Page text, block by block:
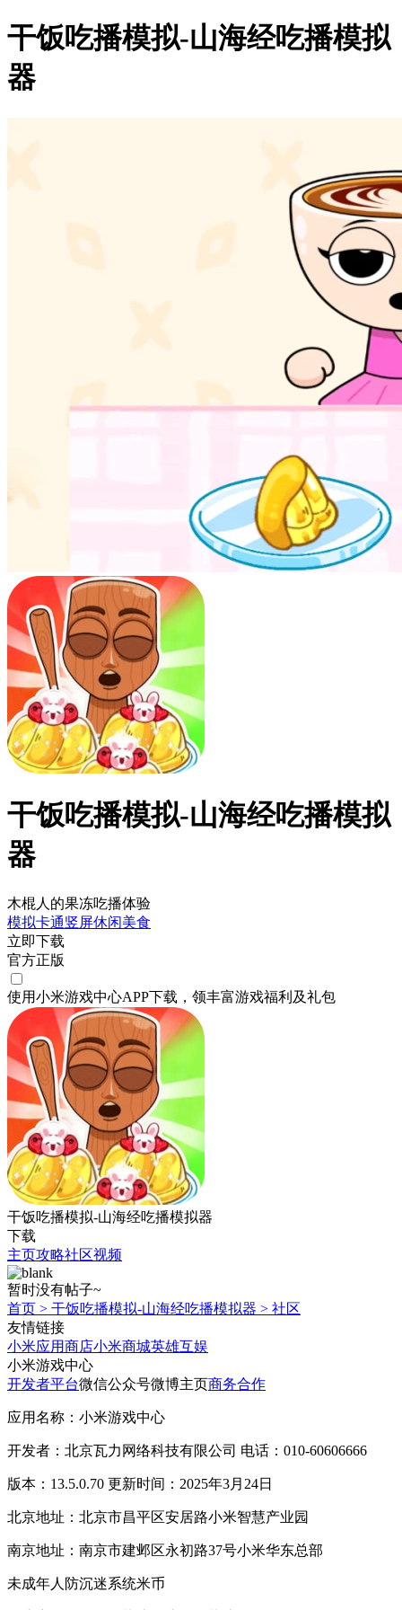
干饭吃播模拟-山海经吃播模拟
器
干饭吃播模拟-山海经吃播模拟
器
木棍人的果冻吃播体验
模拟卡通竖屏休闲美食
立即下载
官方正版
使用小米游戏中心APP下载 ，领丰富游戏福利 及礼包
干饭吃播模拟-山海经吃播模拟器
下载
主页攻略社区视频
暂时没有帖子~
首页 > 干饭吃播模拟-山海经吃播模拟器 > 社区
友情链接
小米应用商店小米商城英雄互娱
小米游戏中心
开发者平台微信公众号微博主页商务合作
应用名称：小米游戏中心
开发者：北京瓦力网络科技有限公司 电话：010-60606666
版本：13.5.0.70 更新时间：2025年3月24日
北京地址：北京市昌平区安居路小米智慧产业园
南京地址：南京市建邺区永初路37号小米华东总部
未成年人防沉迷系统米币